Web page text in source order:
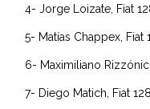
4- Jorge Loizate, Fiat
5- Matías Chappex, Fiat
6- Maximiliano
7- Diego Matich, Fiat